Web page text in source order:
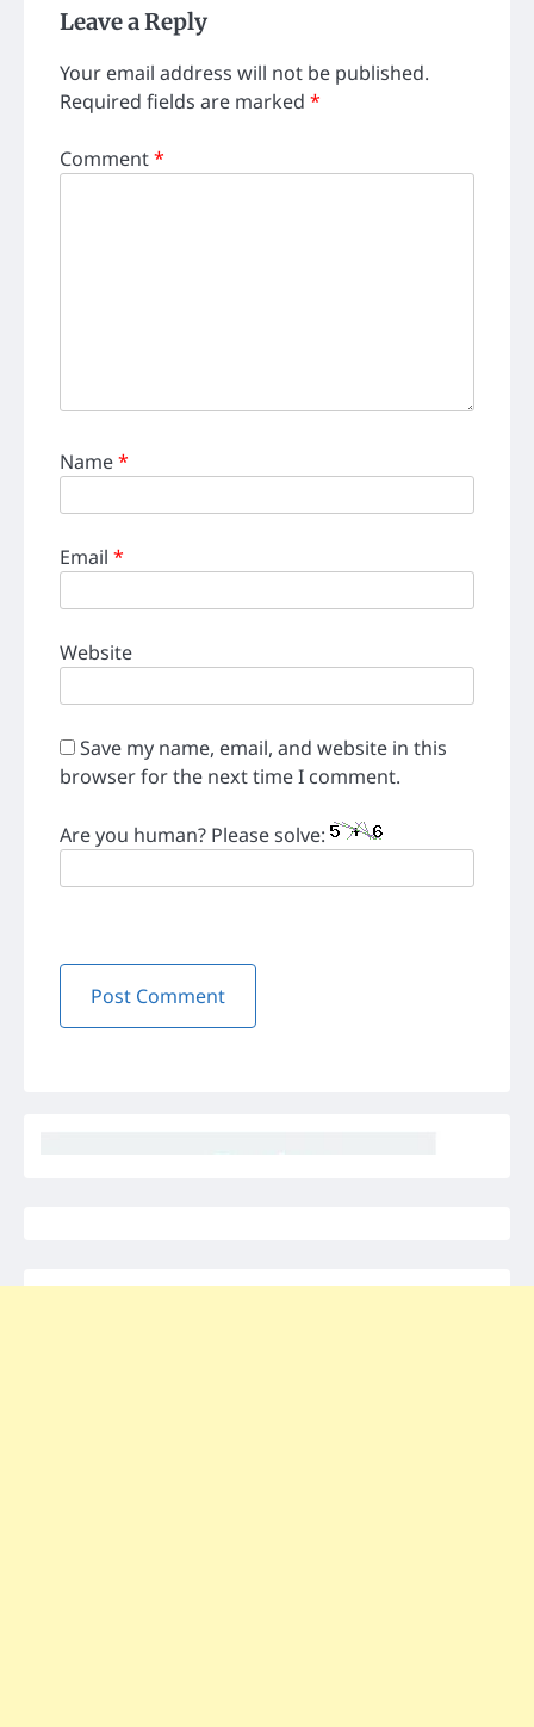
Leave a Reply
Your email address will not be published.
Required fields are marked *
Comment*
Name*
Email *
Website
Save my name, email, and website in this
browser for the next time I comment.
Are you human? Please solve: